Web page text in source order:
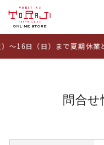
16日（日）まで夏期休業
問合せ